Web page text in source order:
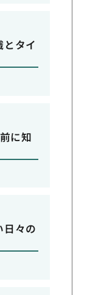
タイ
に知
々の